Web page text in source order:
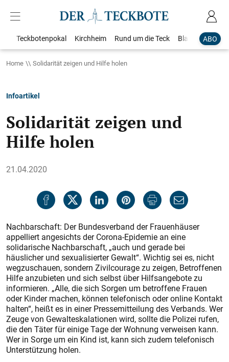
ABO
Teckbotenpokal Kirchheim Rund um die Teck Blaulicht
Home Solidarität zeigen und Hilfe holen
Infoartikel
Solidarität zeigen und
Hilfe holen
21.04.2020
Nachbarschaft: Der Bundesverband der Frauenhäuser
appelliert angesichts der Corona-Epidemie an eine
solidarische Nachbarschaft, „auch und gerade bei
häuslicher und sexualisierter Gewalt“. Wichtig sei es, nicht
wegzuschauen, sondern Zivilcourage zu zeigen, Betroffenen
Hilfe anzubieten und sich selbst über Hilfsangebote zu
informieren. „Alle, die sich Sorgen um betroffene Frauen
oder Kinder machen, können telefonisch oder online Kontakt
halten“, heißt es in einer Pressemitteilung des Verbands. Wer
Zeuge von Gewalteskalationen wird, sollte die Polizei rufen,
die den Täter für einige Tage der Wohnung verweisen kann.
Wer in Sorge um ein Kind ist, kann sich zudem telefonisch
Unterstützung holen.